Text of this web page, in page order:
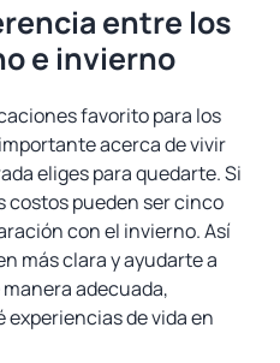
entre los
e invierno
favorito para los
acerca de vivir
eliges para quedarte. Si
costos pueden ser cinco
con el invierno. Así
más clara y ayudarte a
adecuada,
de vida en